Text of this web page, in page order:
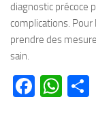
diagnostic précoce
complications.
prendre des
sain.